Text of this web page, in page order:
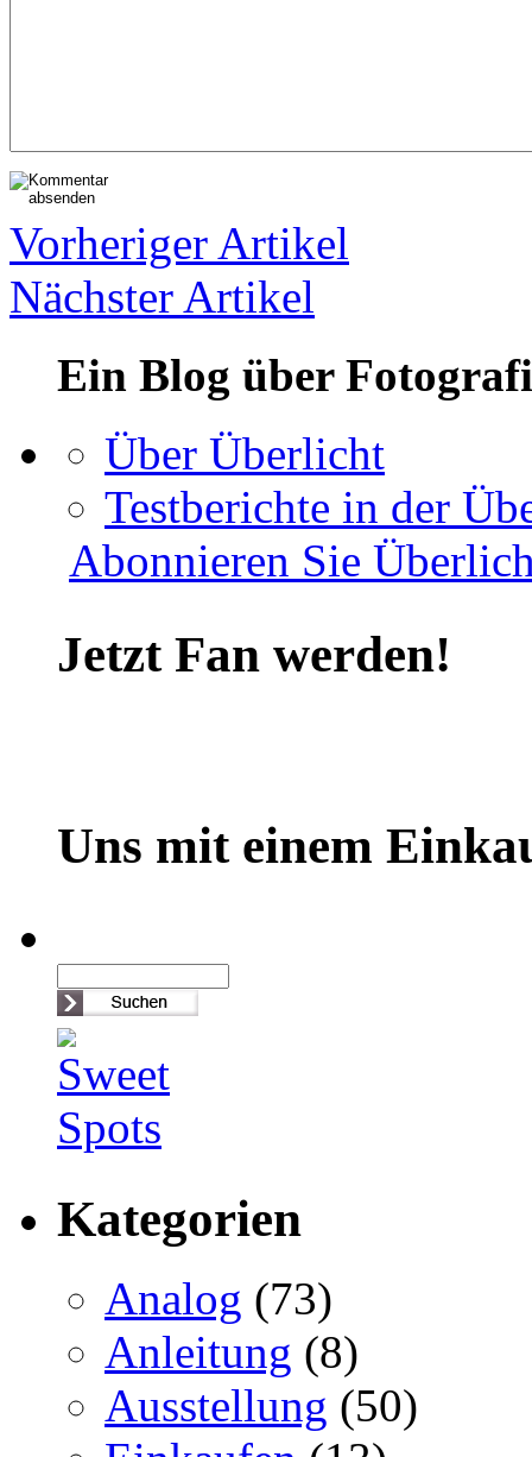
Vorheriger Artikel
Nächster Artikel
Ein Blog über
Über Überlicht
Testberichte in der
Abonnieren Sie
Jetzt Fan werden!
Uns mit einem
Kategorien
Analog (73)
Anleitung (8)
Ausstellung (50)